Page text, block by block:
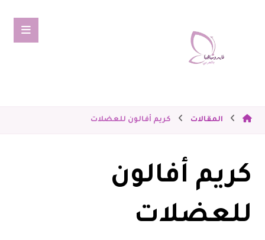
المقالات كريم أفالون للعضلات
كريم أفالون
للعضلات